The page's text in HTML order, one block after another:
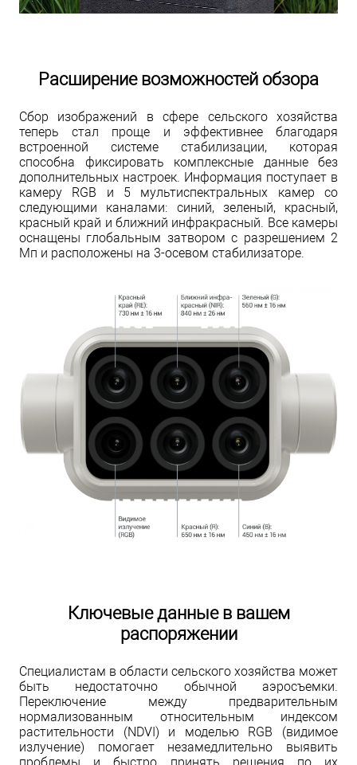
Расширение возможностей обзора
Сбор изображений в сфере сельского хозяйства
теперь стал проще и эффективнее благодаря
встроенной системе стабилизации, которая
способна фиксировать комплексные данные без
дополнительных настроек. Информация поступает в
камеру RGB и 5 мультиспектральных камер со
следующими каналами: синий, зеленый, красный,
красный край и ближний инфракрасный. Все камеры
оснащены глобальным затвором с разрешением 2
Мп и расположены на 3-осевом стабилизаторе.
Ключевые данные в вашем
распоряжении
Специалистам в области сельского хозяйства может
быть недостаточно обычной аэросъемки.
Переключение между предварительным
нормализованным относительным индексом
растительности (NDVI) и моделью RGB (видимое
излучение) помогает незамедлительно выявить